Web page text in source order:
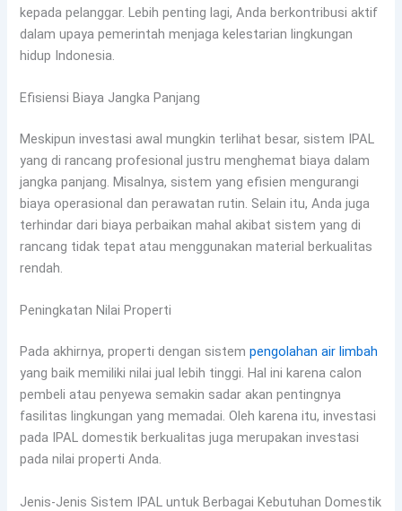
kepada pelanggar. Lebih penting lagi, Anda berkontribusi aktif
dalam upaya pemerintah menjaga kelestarian lingkungan
hidup Indonesia.
Efisiensi Biaya Jangka Panjang
Meskipun investasi awal mungkin terlihat besar, sistem IPAL
yang di rancang profesional justru menghemat biaya dalam
jangka panjang. Misalnya, sistem yang efisien mengurangi
biaya operasional dan perawatan rutin. Selain itu, Anda juga
terhindar dari biaya perbaikan mahal akibat sistem yang di
rancang tidak tepat atau menggunakan material berkualitas
rendah.
Peningkatan Nilai Properti
Pada akhirnya, properti dengan sistempengolahan air limbah
yang baik memiliki nilai jual lebih tinggi. Hal ini karena calon
pembeli atau penyewa semakin sadar akan pentingnya
fasilitas lingkungan yang memadai. Oleh karena itu, investasi
pada IPAL domestik berkualitas juga merupakan investasi
pada nilai properti Anda.
Jenis-Jenis Sistem IPAL untuk Berbagai Kebutuhan Domestik